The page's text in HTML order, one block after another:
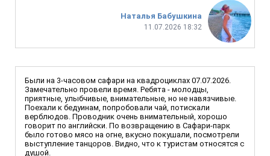
Наталья Бабушкина
11.07.2026 18:32
Были на 3-часовом сафари на квадроциклах 07.07.2026.
Замечательно провели время. Ребята - молодцы,
приятные, улыбчивые, внимательные, но не навязчивые.
Поехали к бедуинам, попробовали чай, потискали
верблюдов. Проводник очень внимательный, хорошо
говорит по английски. По возвращению в Сафари-парк
было готово мясо на огне, вкусно покушали, посмотрели
выступление танцоров. Видно, что к туристам относятся с
душой.